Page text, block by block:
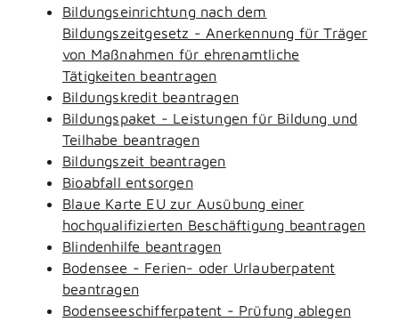
Bildungseinrichtung nach dem
Bildungszeitgesetz - Anerkennung für Träger
von Maßnahmen für ehrenamtliche
Tätigkeiten beantragen
Bildungskredit beantragen
Bildungspaket - Leistungen für Bildung und
Teilhabe beantragen
Bildungszeit beantragen
Bioabfall entsorgen
Blaue Karte EU zur Ausübung einer
hochqualifizierten Beschäftigung beantragen
Blindenhilfe beantragen
Bodensee - Ferien- oder Urlauberpatent
beantragen
Bodenseeschifferpatent - Prüfung ablegen